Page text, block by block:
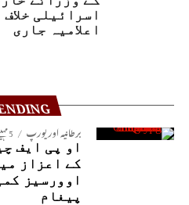
اسرائیلی
اعلامیہ جاری
برطانیہ اور یورپ 5 مہینے ago
او پی ایف
کے اعزاز
اوورسیز
پیغام